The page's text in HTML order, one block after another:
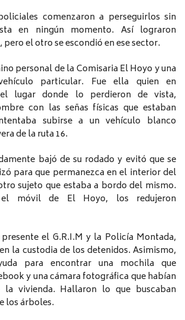
comenzaron a perseguirlos sin
en ningún momento. Así lograron
pero el otro se escondió en ese sector.
personal de la Comisaria El Hoyo y una
particular. Fue ella quien en
lugar donde lo perdieron de vista,
con las señas físicas que estaban
subirse a un vehículo blanco
de la ruta 16.
bajó de su rodado y evitó que se
para que permanezca en el interior del
sujeto que estaba a bordo del mismo.
el móvil de El Hoyo, los redujeron
el G.R.I.M y la Policía Montada,
la custodia de los detenidos. Asimismo,
para encontrar una mochila que
y una cámara fotográfica que habían
la vivienda. Hallaron lo que buscaban
los árboles.